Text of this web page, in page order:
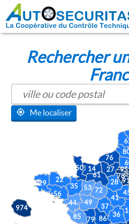
Rechercher
Me localiser
14
22
27
28
29 35
36
37
41
44 49
50
53
56
61
72
76
78
79
85
86
95
974